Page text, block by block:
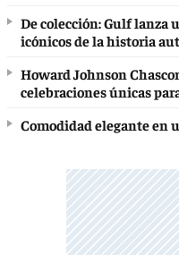
De colección: Gulf lanza
icónicos de la historia
Howard Johnson
celebraciones únicas
Comodidad elegante en